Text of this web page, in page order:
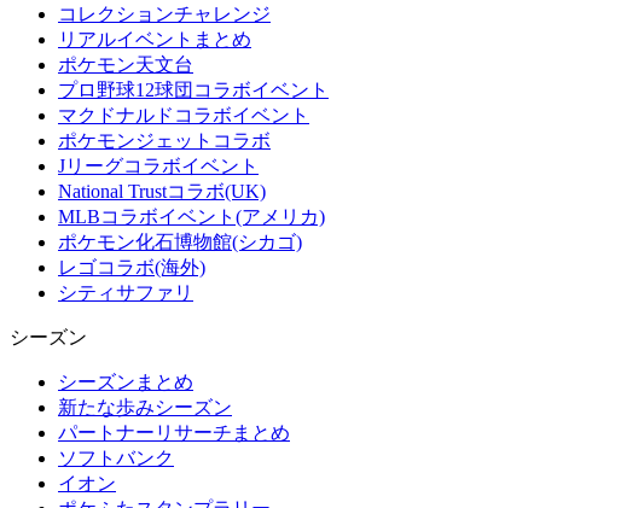
コレクションチャレンジ
リアルイベントまとめ
ポケモン天文台
プロ野球12球団コラボイベント
マクドナルドコラボイベント
ポケモンジェットコラボ
Jリーグコラボイベント
National Trustコラボ(UK)
MLBコラボイベント(アメリカ)
ポケモン化石博物館(シカゴ)
レゴコラボ(海外)
シティサファリ
シーズン
シーズンまとめ
新たな歩みシーズン
パートナーリサーチまとめ
ソフトバンク
イオン